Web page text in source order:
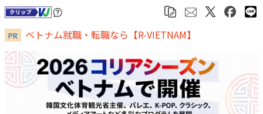
PR ベトナム就職・転職なら【R-VIETNAM】